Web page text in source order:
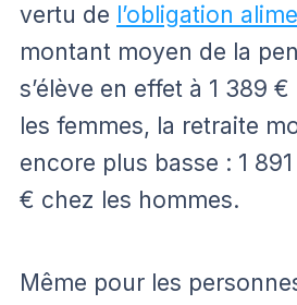
vertu de l’obligation
montant moyen de la
s’élève en effet à 1 389
les femmes, la retraite
encore plus basse : 1
€ chez les hommes.
Même pour les